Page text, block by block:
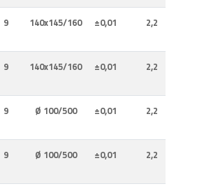
9 140x145/160 ±0,01 2,2
9 140x145/160 ±0,01 2,2
9 Ø 100/500 ±0,01 2,2
9 Ø 100/500 ±0,01 2,2